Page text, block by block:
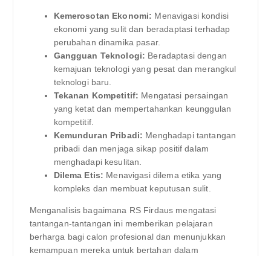
Kemerosotan Ekonomi: Menavigasi kondisi
ekonomi yang sulit dan beradaptasi terhadap
perubahan dinamika pasar.
Gangguan Teknologi: Beradaptasi dengan
kemajuan teknologi yang pesat dan merangkul
teknologi baru.
Tekanan Kompetitif: Mengatasi persaingan
yang ketat dan mempertahankan keunggulan
kompetitif.
Kemunduran Pribadi: Menghadapi tantangan
pribadi dan menjaga sikap positif dalam
menghadapi kesulitan.
Dilema Etis: Menavigasi dilema etika yang
kompleks dan membuat keputusan sulit.
Menganalisis bagaimana RS Firdaus mengatasi
tantangan-tantangan ini memberikan pelajaran
berharga bagi calon profesional dan menunjukkan
kemampuan mereka untuk bertahan dalam